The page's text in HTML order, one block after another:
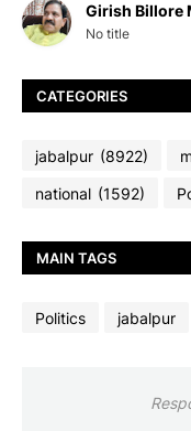
Girish Billore
No title
CATEGORIES
jabalpur (8922)
national (1592)
MAIN TAGS
Politics jabalpur